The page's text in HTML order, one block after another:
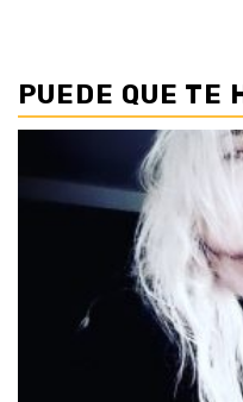
PUEDE QUE TE